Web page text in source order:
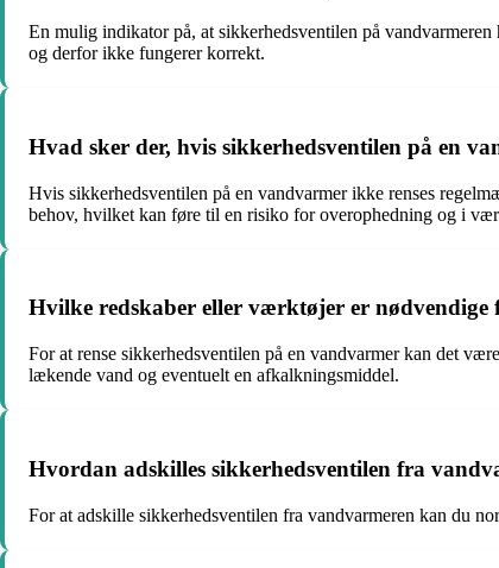
En mulig indikator på, at sikkerhedsventilen på
og derfor ikke fungerer korrekt.
Hvad sker der, hvis sikkerhedsventilen på en
Hvis sikkerhedsventilen på en vandvarmer ikke renses
behov, hvilket kan føre til en risiko for overophedning og i
Hvilke redskaber eller værktøjer er nødvendige
For at rense sikkerhedsventilen på en vandvarmer kan det
lækende vand og eventuelt en afkalkningsmiddel.
Hvordan adskilles sikkerhedsventilen fra
For at adskille sikkerhedsventilen fra vandvarmeren kan du